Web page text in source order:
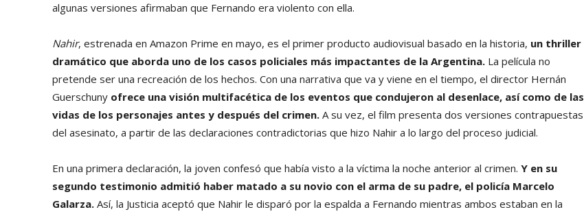
algunas versiones afirmaban que Fernando era violento con ella.
Nahir, estrenada en Amazon Prime en mayo, es el primer producto audiovisual basado en la historia, un thriller
dramático que aborda uno de los casos policiales más impactantes de la Argentina. La película no
pretende ser una recreación de los hechos. Con una narrativa que va y viene en el tiempo, el director Hernán
Guerschuny ofrece una visión multifacética de los eventos que condujeron al desenlace, así como de las
vidas de los personajes antes y después del crimen. A su vez, el film presenta dos versiones contrapuestas
del asesinato, a partir de las declaraciones contradictorias que hizo Nahir a lo largo del proceso judicial.
En una primera declaración, la joven confesó que había visto a la víctima la noche anterior al crimen. Y en su
segundo testimonio admitió haber matado a su novio con el arma de su padre, el policía Marcelo
Galarza. Así, la Justicia aceptó que Nahir le disparó por la espalda a Fernando mientras ambos estaban en la